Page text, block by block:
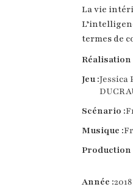
La vie
termes de
Réalisation
Jeu :Jessica
Scénario :
Musique :
Production
Année :2018